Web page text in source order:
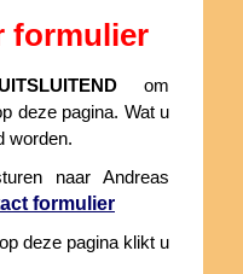
formulier
om
deze pagina. Wat u
worden.
naar Andreas
formulier
deze pagina klikt u